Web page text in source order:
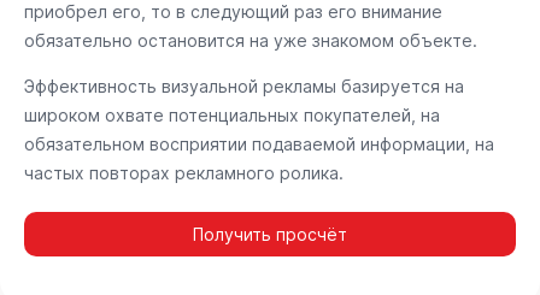
приобрел его, то в следующий раз его внимание
обязательно остановится на уже знакомом объекте.
Эффективность визуальной рекламы базируется на
широком охвате потенциальных покупателей, на
обязательном восприятии подаваемой информации, на
частых повторах рекламного ролика.
Получить просчёт